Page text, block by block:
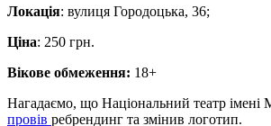
Локація: вулиця Городоцька, 36;
Ціна: 250 грн.
Вікове обмеження: 18+
Нагадаємо, що Національний театр імені
провів ребрендинг та змінив логотип.